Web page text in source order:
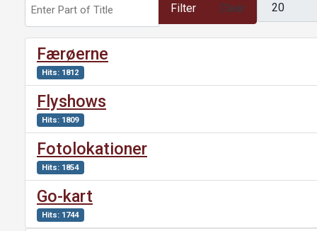
Filter Clear
Færøerne
Hits: 1812
Flyshows
Hits: 1809
Fotolokationer
Hits: 1854
Go-kart
Hits: 1744